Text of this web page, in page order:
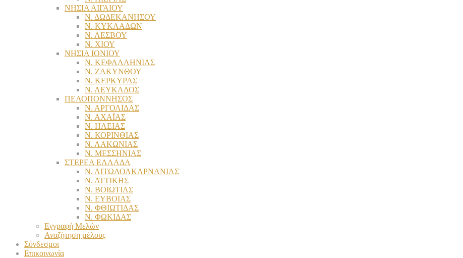
ΝΗΣΙΑ ΑΙΓΑΙΟΥ
Ν. ΔΩΔΕΚΑΝΗΣΟΥ
Ν. ΚΥΚΛΑΔΩΝ
Ν. ΛΕΣΒΟΥ
Ν. ΧΙΟΥ
ΝΗΣΙΑ ΙΟΝΙΟΥ
Ν. ΚΕΦΑΛΛΗΝΙΑΣ
Ν. ΖΑΚΥΝΘΟΥ
Ν. ΚΕΡΚΥΡΑΣ
Ν. ΛΕΥΚΑΔΟΣ
ΠΕΛΟΠΟΝΝΗΣΟΣ
Ν. ΑΡΓΟΛΙΔΑΣ
Ν. ΑΧΑΪΑΣ
Ν. ΗΛΕΙΑΣ
Ν. ΚΟΡΙΝΘΙΑΣ
Ν. ΛΑΚΩΝΙΑΣ
Ν. ΜΕΣΣΗΝΙΑΣ
ΣΤΕΡΕΑ ΕΛΛΑΔΑ
Ν. ΑΙΤΩΛΟΑΚΑΡΝΑΝΙΑΣ
Ν. ΑΤΤΙΚΗΣ
Ν. ΒΟΙΩΤΙΑΣ
Ν. ΕΥΒΟΙΑΣ
Ν. ΦΘΙΩΤΙΔΑΣ
Ν. ΦΩΚΙΔΑΣ
Εγγραφή Μελών
Αναζήτηση μέλους
Σύνδεσμοι
Επικοινωνία